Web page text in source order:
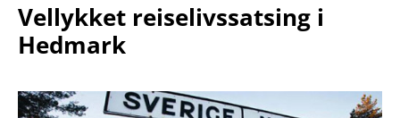
Vellykket reiselivssatsing i
Hedmark